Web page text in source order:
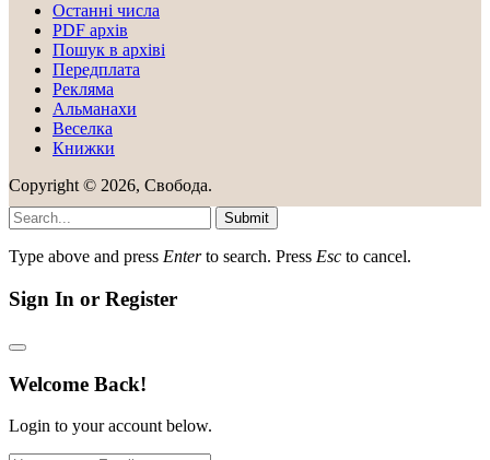
Останні числа
PDF архів
Пошук в архіві
Передплата
Рекляма
Альманахи
Веселка
Книжки
Copyright © 2026, Свобода.
Submit
Type above and press Enterto search. Press Esc to cancel.
Sign In or Register
Welcome Back!
Login to your account below.